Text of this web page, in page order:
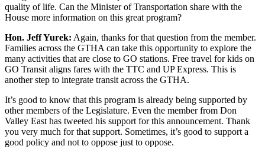
quality of life. Can the Minister of Transportation share with the
House more information on this great program?
Hon. Jeff Yurek: Again, thanks for that question from the member.
Families across the GTHA can take this opportunity to explore the
many activities that are close to GO stations. Free travel for kids on
GO Transit aligns fares with the TTC and UP Express. This is
another step to integrate transit across the GTHA.
It’s good to know that this program is already being supported by
other members of the Legislature. Even the member from Don
Valley East has tweeted his support for this announcement. Thank
you very much for that support. Sometimes, it’s good to support a
good policy and not to oppose just to oppose.